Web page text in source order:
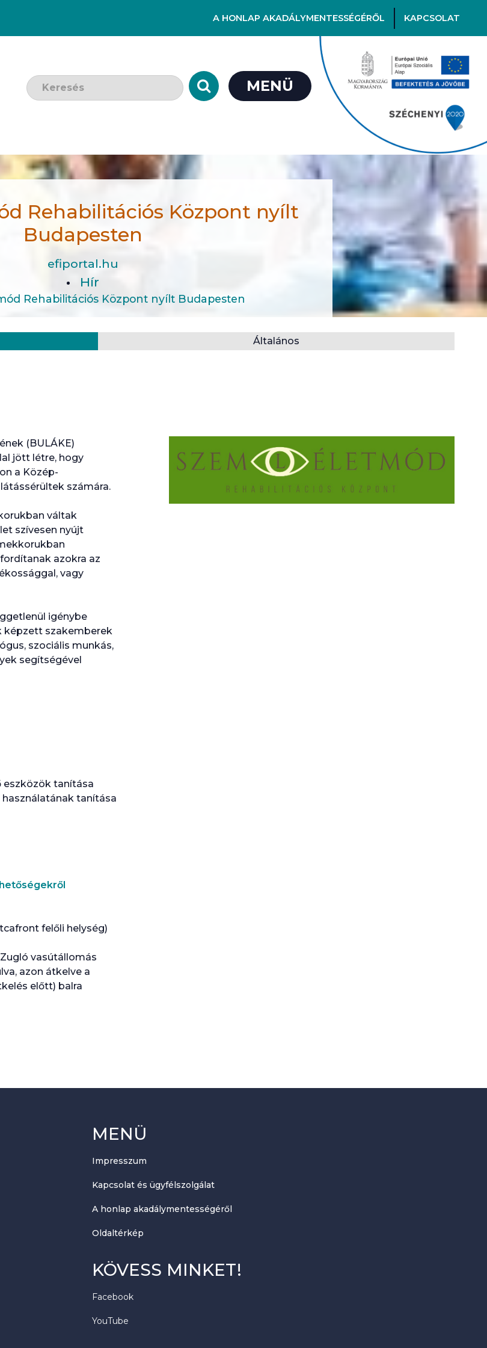
A HONLAP AKADÁLYMENTESSÉGÉRŐL KAPCSOLAT
Keresendő szó: MENÜ
Rehabilitációs Központ nyílt
Budapesten
efiportal.hu
Hír
Rehabilitációs Központ nyílt Budapesten
Általános
(BULÁKE)
jött létre, hogy
a Közép-
számára.
váltak
szívesen nyújt
azokra az
vagy
igénybe
képzett szakemberek
szociális munkás,
segítségével
eszközök tanítása
tanítása
felőli helység)
vasútállomás
azon átkelve a
előtt) balra
MENÜ
Impresszum
Kapcsolat és ügyfélszolgálat
A honlap akadálymentességéről
Oldaltérkép
KÖVESS MINKET!
Facebook
YouTube